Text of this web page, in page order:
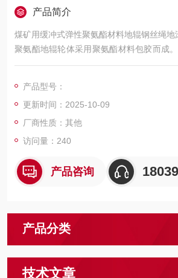
产品简介
煤矿用缓冲式弹性聚氨酯材料地辊钢丝绳地
聚氨酯地辊轮体采用聚氨酯材料包胶而成
特点：避免了因与钢丝绳之间摩擦而产生
活，轮内注满温润滑脂，其使用周期较长。
产品型号：
更新时间：2025-10-09
厂商性质：其他
访问量：240
产品咨询
产品分类
技术文章